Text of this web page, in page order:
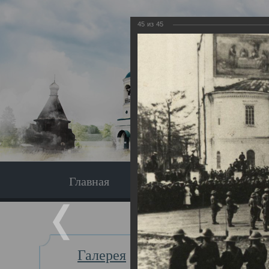
Главная Экскурсия
Галерея
Главная
45 из 45